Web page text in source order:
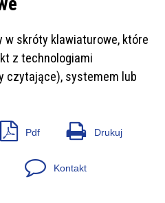
w skróty klawiaturowe, które
z technologiami
czytające), systemem lub
Pdf Drukuj
Kontakt